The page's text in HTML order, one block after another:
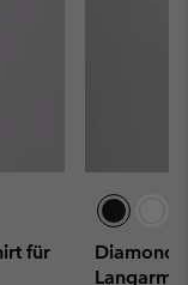
für
Diamond